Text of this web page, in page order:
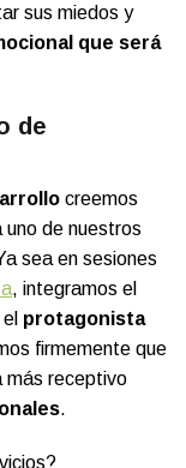
sus miedos y
que será
de
creemos
de nuestros
sea en sesiones
, integramos el
protagonista
firmemente que
más receptivo
.